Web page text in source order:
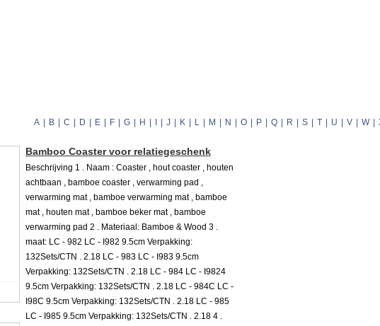
A
B C D E F G H J K L M N O P Q R S T U V W
Bamboo Coaster voor relatiegeschenk
Beschrijving 1 . Naam : Coaster , hout coaster , houten
achtbaan , bamboe coaster , verwarming pad ,
verwarming mat , bamboe verwarming mat , bamboe
mat , houten mat , bamboe beker mat , bamboe
verwarming pad 2 . Materiaal: Bamboe & Wood 3 .
maat: LC - 982 LC - I982 9.5cm Verpakking:
132Sets/CTN . 2.18 LC - 983 LC - I983 9.5cm
Verpakking: 132Sets/CTN . 2.18 LC - 984 LC - I9824
9.5cm Verpakking: 132Sets/CTN . 2.18 LC - 984C LC -
I98C 9.5cm Verpakking: 132Sets/CTN . 2.18 LC - 985
LC - I985 9.5cm Verpakking: 132Sets/CTN . 2.18 4 .